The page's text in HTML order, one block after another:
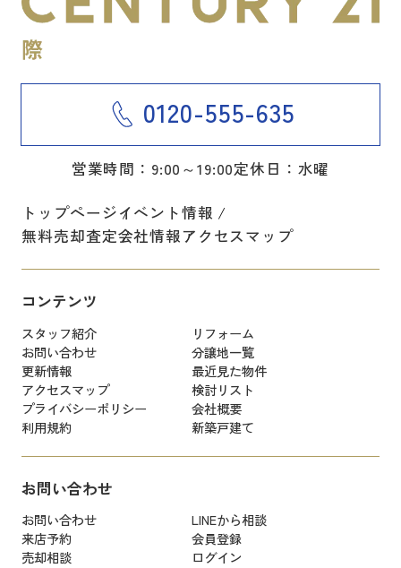
0120-555-635
営業時間：9:00～19:00定休日：水曜
トップページイベント情報
無料売却査定会社情報アクセスマップ
コンテンツ
スタッフ紹介
リフォーム
お問い合わせ
分譲地一覧
更新情報
最近見た物件
アクセスマップ
検討リスト
プライバシーポリシー
会社概要
利用規約
新築戸建て
お問い合わせ
お問い合わせ
LINEから相談
来店予約
会員登録
売却相談
ログイン